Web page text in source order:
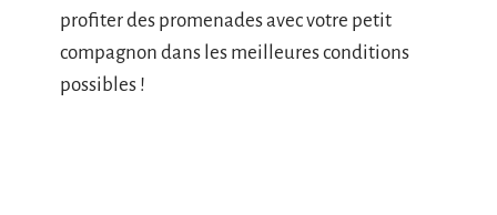
profiter des promenades avec votre petit
compagnon dans les meilleures conditions
possibles !